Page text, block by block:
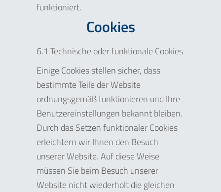
funktioniert.
Cookies
6.1 Technische oder funktionale Cookies
Einige Cookies stellen sicher, dass
bestimmte Teile der Website
ordnungsgemäß funktionieren und Ihre
Benutzereinstellungen bekannt bleiben.
Durch das Setzen funktionaler Cookies
erleichtern wir Ihnen den Besuch
unserer Website. Auf diese Weise
müssen Sie beim Besuch unserer
Website nicht wiederholt die gleichen